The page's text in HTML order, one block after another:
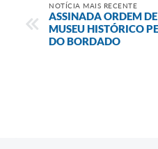
NOTÍCIA MAIS RECENTE
ASSINADA ORDEM
MUSEU HISTÓRICO
DO BORDADO